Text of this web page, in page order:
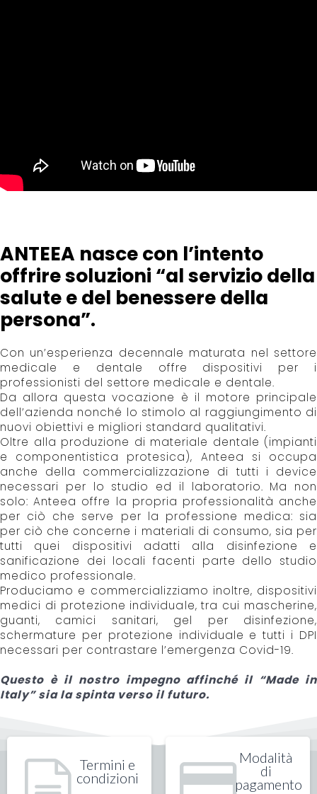
ANTEEA nasce con l’intento
offrire soluzioni “al servizio della
salute e del benessere della
persona”.
Con un’esperienza decennale maturata nel settore
medicale e dentale offre dispositivi per i
professionisti del settore medicale e dentale.
Da allora questa vocazione è il motore principale
dell’azienda nonché lo stimolo al raggiungimento di
nuovi obiettivi e migliori standard qualitativi.
Oltre alla produzione di materiale dentale (impianti
e componentistica protesica), Anteea si occupa
anche della commercializzazione di tutti i device
necessari per lo studio ed il laboratorio. Ma non
solo: Anteea offre la propria professionalità anche
per ciò che serve per la professione medica: sia
per ciò che concerne i materiali di consumo, sia per
tutti quei dispositivi adatti alla disinfezione e
sanificazione dei locali facenti parte dello studio
medico professionale.
Produciamo e commercializziamo inoltre, dispositivi
medici di protezione individuale, tra cui mascherine,
guanti, camici sanitari, gel per disinfezione,
schermature per protezione individuale e tutti i DPI
necessari per contrastare l’emergenza Covid-19.
Questo è il nostro impegno affinché il “Made in
Italy” sia la spinta verso il futuro.
Termini e
condizioni
Modalità
di
pagamento